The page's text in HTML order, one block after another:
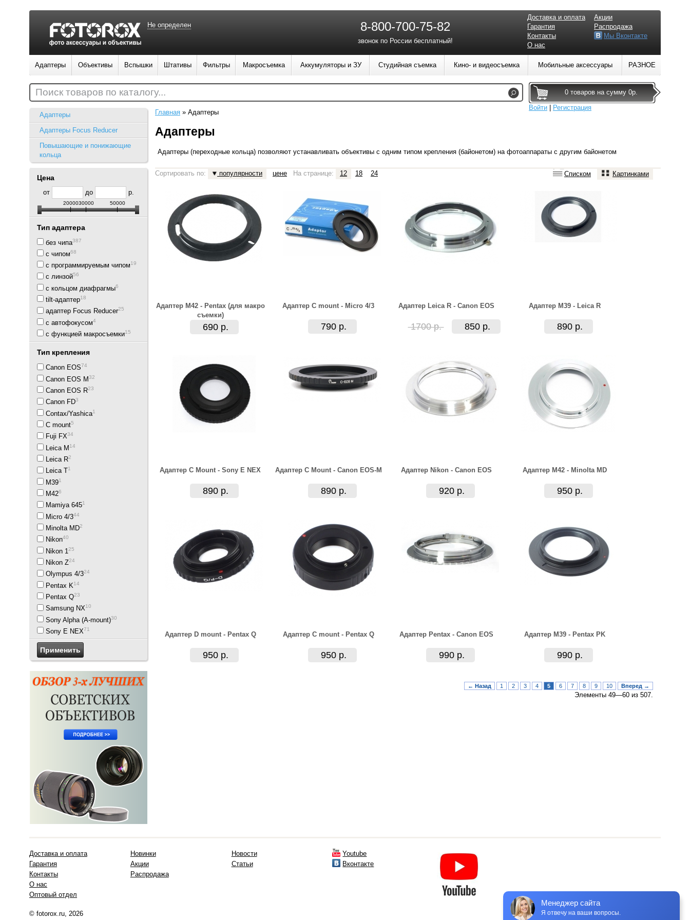
Адаптеры
Адаптеры Focus Reducer
Повышающие и понижающие
кольца
Цена
от до р.
2000030000 50000
Тип адаптера
без чипа387
с чипом68
с программируемым чипом19
с линзой56
с кольцом диафрагмы6
tilt-адаптер18
адаптер Focus Reducer25
с автофокусом4
с функцией макросъемки15
Тип крепления
Canon EOS74
Canon EOS M32
Canon EOS R23
Canon FD3
Contax/Yashica1
C mount5
Fuji FX34
Leica M 14
Leica R2
Leica T1
M391
M426
Mamiya 6451
Micro 4/344
Minolta MD2
Nikon40
Nikon 125
Nikon Z24
Olympus 4/324
Pentax K14
Pentax Q23
Samsung NX10
Sony Alpha (A-mount)30
Sony E NEX71
Главная » Адаптеры
Адаптеры
Адаптеры (переходные кольца) позволяют устанавливать объективы с одним типом крепления (байонетом) на фотоаппараты с другим байонетом
Сортировать по: популярности цене На странице: 12 18 24 Списком Картинками
Адаптер M42 - Pentax (для макро
съемки)
690 р.
Адаптер C mount - Micro 4/3
790 р.
Адаптер Leica R - Canon EOS
1700 р. 850 р.
Адаптер M39 - Leica R
890 р.
Адаптер C Mount - Sony E NEX
890 р.
Адаптер C Mount - Canon EOS-M
890 р.
Адаптер Nikon - Canon EOS
920 р.
Адаптер M42 - Minolta MD
950 р.
Адаптер D mount - Pentax Q
950 р.
Адаптер C mount - Pentax Q
950 р.
Адаптер Pentax - Canon EOS
990 р.
Адаптер M39 - Pentax PK
990 р.
← Назад 1 2 3 4 5 6 7 8 9 10 Вперед →
Элементы 49—60 из 507.
Не определен 8-800-700-75-82
звонок по России бесплатный!
Доставка и оплата
Гарантия
Контакты
О нас
Акции
Распродажа
Мы Вконтакте
Адаптеры Объективы Вспышки Штативы Фильтры Макросъемка Аккумуляторы и ЗУ Студийная съемка Кино- и видеосъемка Мобильные аксессуары РАЗНОЕ
0 товаров на сумму 0р.
Войти
Регистрация
Поиск товаров по каталогу...
Доставка и оплата
Гарантия
Контакты
О нас
Оптовый отдел
Новинки
Акции
Распродажа
Новости
Статьи
Youtube
Вконтакте
© fotorox.ru, 2026
Менеджер сайта
Я отвечу на ваши вопросы.